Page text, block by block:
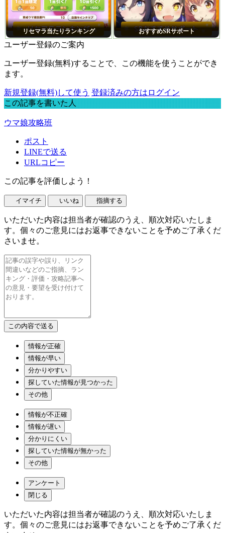
リセマラ当たりランキング おすすめSRサポート
ユーザー登録のご案内
ユーザー登録(無料)することで、この機能を使うことができ
ます。
新規登録(無料)して使う 登録済みの方はログイン
この記事を書いた人
ウマ娘攻略班
ポスト
LINEで送る
URLコピー
この記事を評価しよう！
イマイチ いいね 指摘する
いただいた内容は担当者が確認のうえ、順次対応いたしま
す。個々のご意見にはお返事できないことを予めご了承くだ
さいませ。
情報が正確
情報が早い
分かりやすい
探していた情報が見つかった
その他
情報が不正確
情報が遅い
分かりにくい
探していた情報が無かった
その他
アンケート
閉じる
いただいた内容は担当者が確認のうえ、順次対応いたしま
す。個々のご意見にはお返事できないことを予めご了承くだ